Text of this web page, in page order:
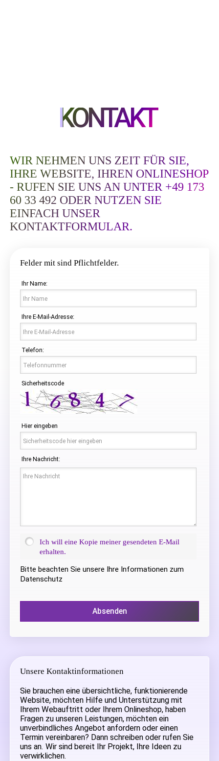
KONTAKT
WIR NEHMEN UNS ZEIT FÜR SIE,
IHRE WEBSITE, IHREN ONLINESHOP
- RUFEN SIE UNS AN UNTER +49 173
60 33 492 ODER NUTZEN SIE
EINFACH UNSER
KONTAKTFORMULAR.
Felder mit sind Pflichtfelder.
Ihr Name:
Ihre E-Mail-Adresse:
Telefon:
Sicherheitscode
Hier eingeben
Ihre Nachricht:
Ich will eine Kopie meiner gesendeten E-Mail
erhalten.
Bitte beachten Sie unsere Ihre Informationen zum
Datenschutz
Absenden
Unsere Kontaktinformationen
Sie brauchen eine übersichtliche, funktionierende
Website, möchten Hilfe und Unterstützung mit
Ihrem Webauftritt oder Ihrem Onlineshop, haben
Fragen zu unseren Leistungen, möchten ein
unverbindliches Angebot anfordern oder einen
Termin vereinbaren? Dann schreiben oder rufen Sie
uns an. Wir sind bereit Ihr Projekt, Ihre Ideen zu
verwirklichen.